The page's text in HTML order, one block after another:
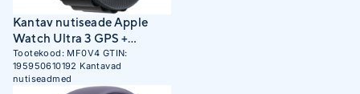
Kantav nutiseade Apple
Watch Ultra 3 GPS +
Cellular 49mm Black
Titanium Case with Black
Alpine Loop - Medium
Tootekood: MF0V4 GTIN:
195950610192 Kantavad
nutiseadmed